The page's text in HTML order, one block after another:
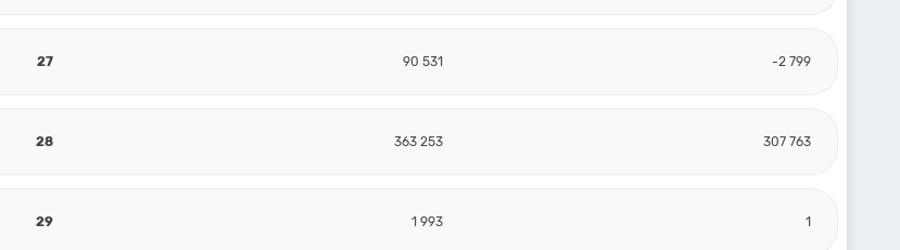
27 90 531 -2 799
28 363 253 307 763
29 1 993 1